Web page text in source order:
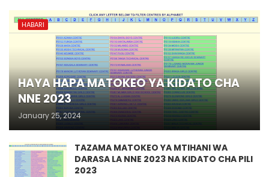
HABARI
HAYA HAPA MATOKEO YA KIDATO CHA
NNE 2023
January 25, 2024
TAZAMA MATOKEO YA MTIHANI WA
DARASA LA NNE 2023 NA KIDATO CHA PILI
2023